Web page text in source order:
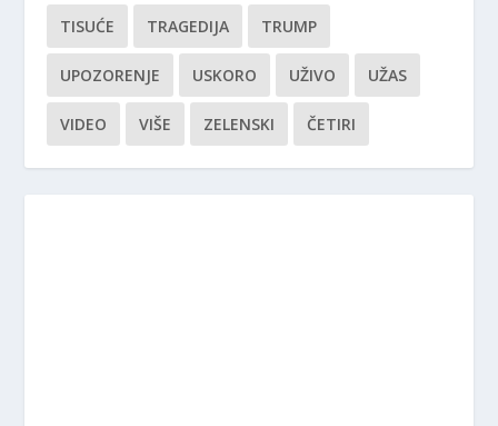
TISUĆE TRAGEDIJA TRUMP
UPOZORENJE USKORO UŽIVO UŽAS
VIDEO VIŠE ZELENSKI ČETIRI